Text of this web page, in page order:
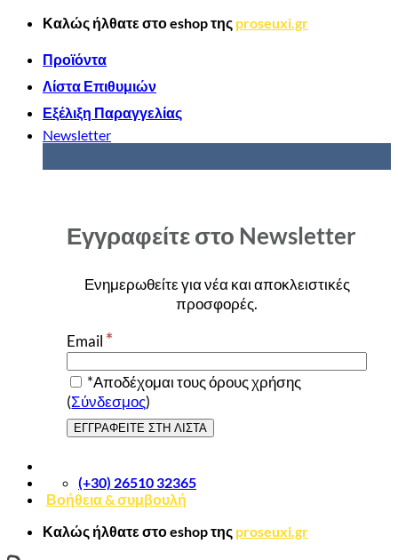
Μετάβαση
περιεχόμενο
Καλώς ήλθατε στοeshopτης proseuxi.gr
Προϊόντα
Λίστα Επιθυμιών
Εξέλιξη Παραγγελίας
Newsletter
Εγγραφείτε στο Newsletter
Ενημερωθείτε για νέα και αποκλειστικές
προσφορές.
Email *
*Αποδέχομαι τους όρους χρήσης
(Σύνδεσμος)
(+30) 26510 32365
Βοήθεια & συμβουλή
Καλώς ήλθατε στοeshopτης proseuxi.gr